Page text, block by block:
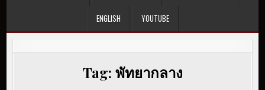
ENGLISH YOUTUBE
Tag: พัทยากลาง